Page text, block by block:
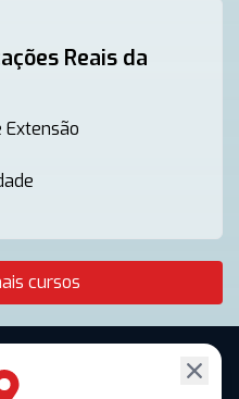
Reais da
Extensão
cursos